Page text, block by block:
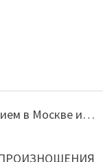
в Москве и…